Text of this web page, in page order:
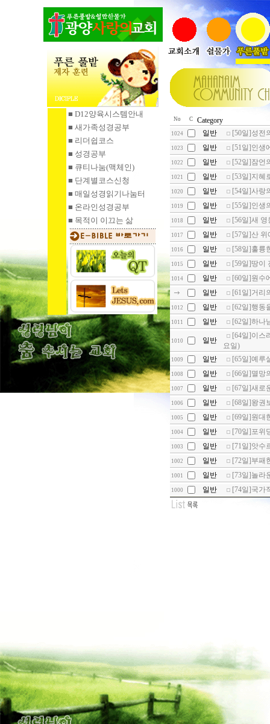
■ D12양육시스템안내
■ 새가족성경공부
■ 리더쉽코스
■ 성경공부
■ 큐티나눔(맥체인)
■ 단계별코스신청
■ 매일성경읽기 나눔터
■ 온라인성경공부
■ 목적이 이끄는 삶
No C Category
1024 일반 [50일]성전
1023 일반 [51일]인생
1022 일반 [52일]잠언
1021 일반 [53일]지혜
1020 일반 [54일]사랑
1019 일반 [55일]인생
1018 일반 [56일]새
1017 일반 [57일]산 위
1016 일반 [58일]훌륭
1015 일반 [59일]땅이
1014 일반
[60일]원수
일반
[61일]거리
1012 일반 [62일]행동
1011 일반 [62일]하나
1010 일반
[64일]이스
요일)
1009 일반 [65일]예루
1008 일반 [66일]멸망
1007 일반 [67일]새로
1006 일반 [68일]왕권
1005 일반 [69일]원대
1004 일반 [70일]포위
1003 일반 [71일]앗수
1002 일반 [72일]부패
1001 일반 [73일]놀라
1000 일반 [74일]국가